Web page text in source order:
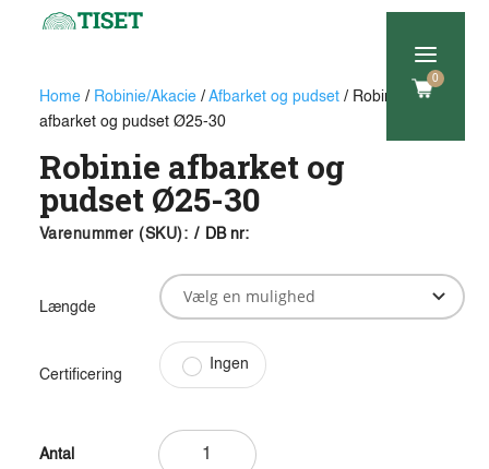
a
0
Home/ Robinie/Akacie/ Afbarket og pudset/ Robinie
afbarket og pudset Ø25-30
Robinie afbarket og
pudset Ø25-30
Varenummer (SKU): / DB nr:
Længde
Certificering
Ingen